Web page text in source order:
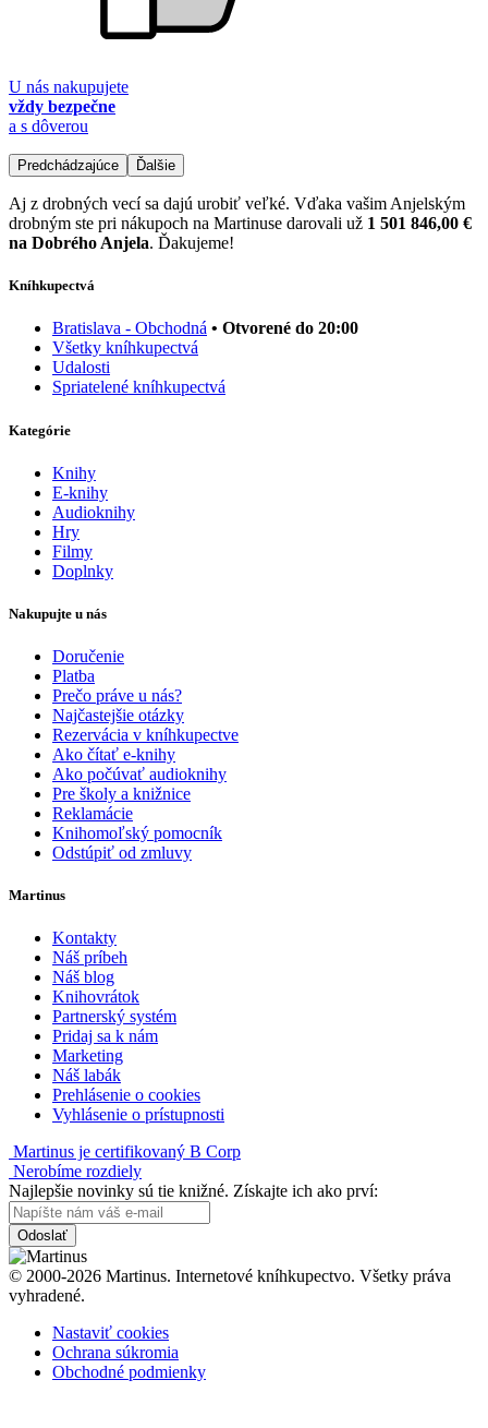
U nás nakupujete
vždy bezpečne
a s dôverou
Predchádzajúce Ďalšie
Aj z drobných vecí sa dajú urobiť veľké. Vďaka vašim Anjelským
drobným ste pri nákupoch na Martinuse darovali už 1 501 846,00 €
na Dobrého Anjela. Ďakujeme!
Kníhkupectvá
Bratislava - Obchodná • Otvorené do 20:00
Všetky kníhkupectvá
Udalosti
Spriatelené kníhkupectvá
Kategórie
Knihy
E-knihy
Audioknihy
Hry
Filmy
Doplnky
Nakupujte u nás
Doručenie
Platba
Prečo práve u nás?
Najčastejšie otázky
Rezervácia v kníhkupectve
Ako čítať e-knihy
Ako počúvať audioknihy
Pre školy a knižnice
Reklamácie
Knihomoľský pomocník
Odstúpiť od zmluvy
Martinus
Kontakty
Náš príbeh
Náš blog
Knihovrátok
Partnerský systém
Pridaj sa k nám
Marketing
Náš labák
Prehlásenie o cookies
Vyhlásenie o prístupnosti
Martinus je certifikovaný B Corp
Nerobíme rozdiely
Najlepšie novinky sú tie knižné. Získajte ich ako prví:
Odoslať
© 2000-2026 Martinus. Internetové kníhkupectvo. Všetky práva
vyhradené.
Nastaviť cookies
Ochrana súkromia
Obchodné podmienky